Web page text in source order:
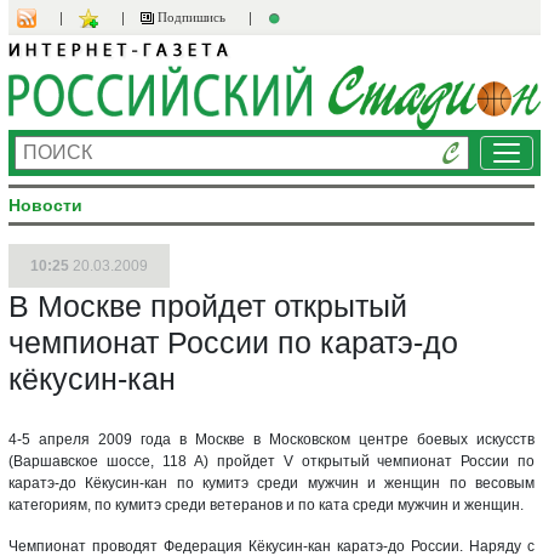
Подпишись
Новости
10:25 20.03.2009
В Москве пройдет открытый
чемпионат России по каратэ-до
кёкусин-кан
4-5 апреля 2009 года в Москве в Московском центре боевых искусств
(Варшавское шоссе, 118 А) пройдет V открытый чемпионат России по
каратэ-до Кёкусин-кан по кумитэ среди мужчин и женщин по весовым
категориям, по кумитэ среди ветеранов и по ката среди мужчин и женщин.
Чемпионат проводят Федерация Кёкусин-кан каратэ-до России. Наряду с